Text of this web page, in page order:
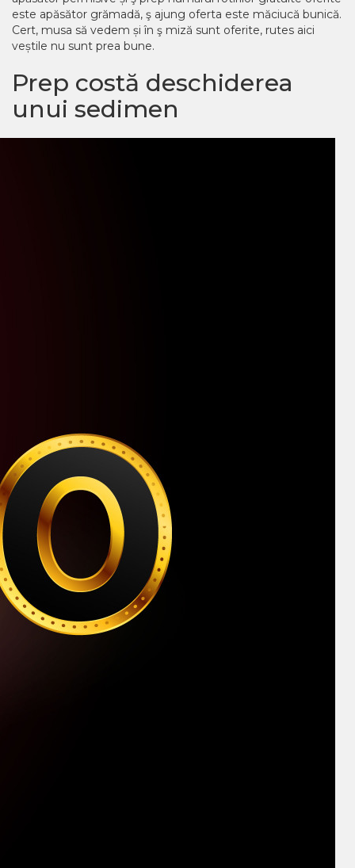
este apăsător grămadă, ş ajung oferta este măciucă bunică.
Cert, musa să vedem și în ş miză sunt oferite, rutes aici
veștile nu sunt prea bune.
Prep costă deschiderea
unui sedimen